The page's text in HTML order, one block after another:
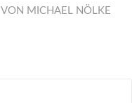
VON MICHAEL NÖLKE